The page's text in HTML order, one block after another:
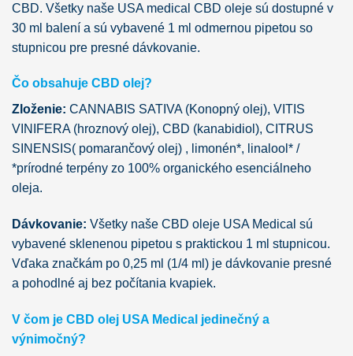
CBD. Všetky naše USA medical CBD oleje sú dostupné v
30 ml balení a sú vybavené 1 ml odmernou pipetou so
stupnicou pre presné dávkovanie.
Čo obsahuje CBD olej?
Zloženie: CANNABIS SATIVA (Konopný olej), VITIS
VINIFERA (hroznový olej), CBD (kanabidiol), CITRUS
SINENSIS( pomarančový olej) , limonén*, linalool* /
*prírodné terpény zo 100% organického esenciálneho
oleja.
Dávkovanie: Všetky naše CBD oleje USA Medical sú
vybavené sklenenou pipetou s praktickou 1 ml stupnicou.
Vďaka značkám po 0,25 ml (1/4 ml) je dávkovanie presné
a pohodlné aj bez počítania kvapiek.
V čom je CBD olej USA Medical jedinečný a
výnimočný?